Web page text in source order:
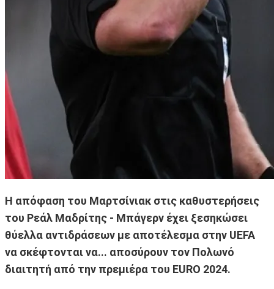
Η απόφαση του Μαρτσίνιακ στις καθυστερήσεις
του Ρεάλ Μαδρίτης - Μπάγερν έχει ξεσηκώσει
θύελλα αντιδράσεων με αποτέλεσμα στην UEFA
να σκέφτονται να... αποσύρουν τον Πολωνό
διαιτητή από την πρεμιέρα του EURO 2024.